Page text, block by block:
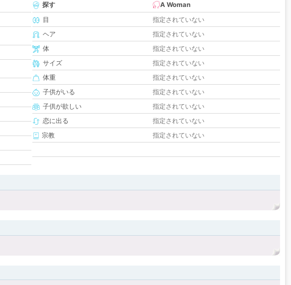
探す
A Woman
目
指定されていない
ヘア
指定されていない
体
指定されていない
サイズ
指定されていない
体重
指定されていない
子供がいる
指定されていない
子供が欲しい
指定されていない
恋に出る
指定されていない
宗教
指定されていない